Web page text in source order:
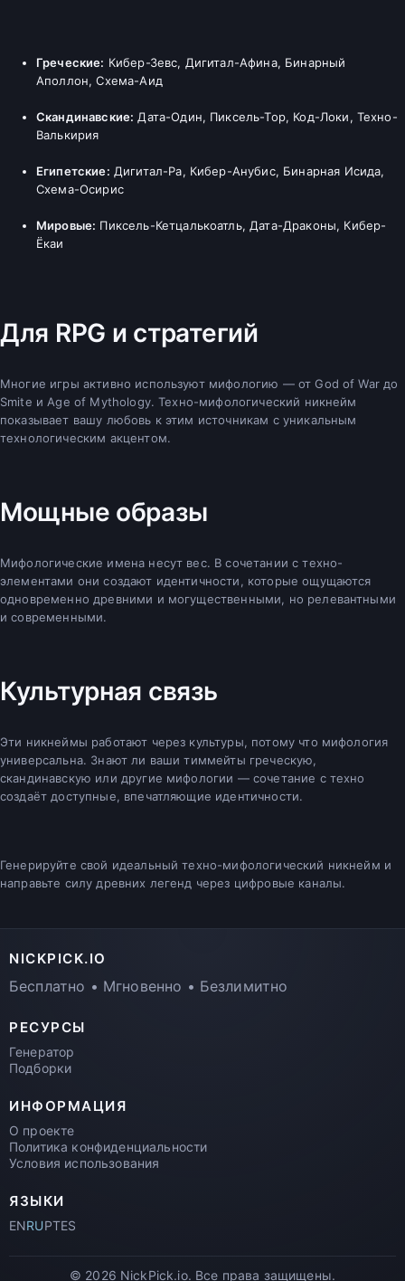
Греческие: Кибер-Зевс, Дигитал-Афина, Бинарный
Аполлон, Схема-Аид
Скандинавские: Дата-Один, Пиксель-Тор, Код-Локи, Техно-
Валькирия
Египетские: Дигитал-Ра, Кибер-Анубис, Бинарная Исида,
Схема-Осирис
Мировые: Пиксель-Кетцалькоатль, Дата-Драконы, Кибер-
Ёкаи
Для RPG и стратегий
Многие игры активно используют мифологию — от God of War до
Smite и Age of Mythology. Техно-мифологический никнейм
показывает вашу любовь к этим источникам с уникальным
технологическим акцентом.
Мощные образы
Мифологические имена несут вес. В сочетании с техно-
элементами они создают идентичности, которые ощущаются
одновременно древними и могущественными, но релевантными
и современными.
Культурная связь
Эти никнеймы работают через культуры, потому что мифология
универсальна. Знают ли ваши тиммейты греческую,
скандинавскую или другие мифологии — сочетание с техно
создаёт доступные, впечатляющие идентичности.
Генерируйте свой идеальный техно-мифологический никнейм и
направьте силу древних легенд через цифровые каналы.
NICKPICK.IO
Бесплатно • Мгновенно • Безлимитно
РЕСУРСЫ
Генератор
Подборки
ИНФОРМАЦИЯ
О проекте
Политика конфиденциальности
Условия использования
ЯЗЫКИ
ENRUPTES
© 2026 NickPick.io. Все права защищены.